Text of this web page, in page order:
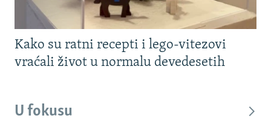
Kako su ratni recepti i lego-vitezovi
vraćali život u normalu devedesetih
U fokusu